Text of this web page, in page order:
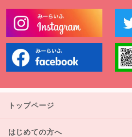
トップページ
はじめての方へ